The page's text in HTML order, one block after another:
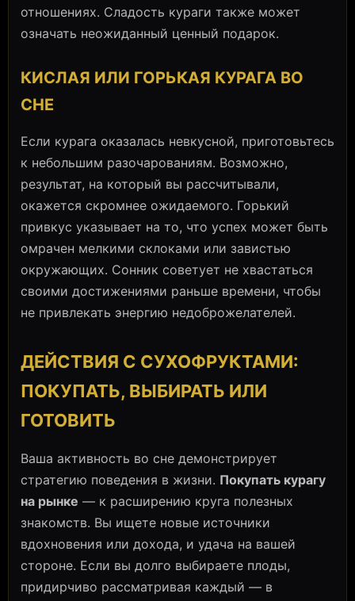
отношениях. Сладость кураги также может
означать неожиданный ценный подарок.
КИСЛАЯ ИЛИ ГОРЬКАЯ КУРАГА ВО
СНЕ
Если курага оказалась невкусной, приготовьтесь
к небольшим разочарованиям. Возможно,
результат, на который вы рассчитывали,
окажется скромнее ожидаемого. Горький
привкус указывает на то, что успех может быть
омрачен мелкими склоками или завистью
окружающих. Сонник советует не хвастаться
своими достижениями раньше времени, чтобы
не привлекать энергию недоброжелателей.
ДЕЙСТВИЯ С СУХОФРУКТАМИ:
ПОКУПАТЬ, ВЫБИРАТЬ ИЛИ
ГОТОВИТЬ
Ваша активность во сне демонстрирует
стратегию поведения в жизни. Покупать курагу
на рынке — к расширению круга полезных
знакомств. Вы ищете новые источники
вдохновения или дохода, и удача на вашей
стороне. Если вы долго выбираете плоды,
придирчиво рассматривая каждый — в